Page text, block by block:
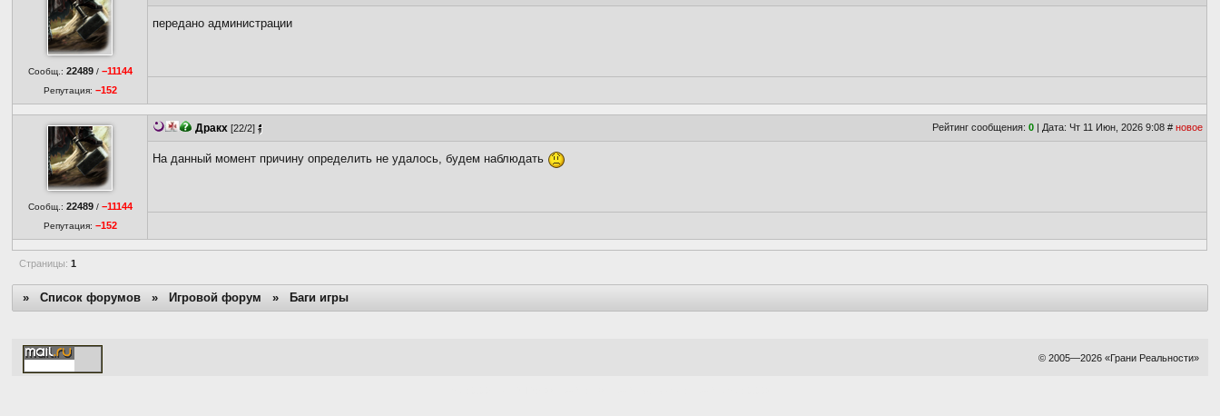
Сообщ.: 22489/ −11144
Репутация: −152
передано администрации
Сообщ.: 22489/ −11144
Репутация: −152
Дракх [22/2] Рейтинг сообщения:0 | Дата: Чт 11 Июн, 2026 9:08# новое
На данный момент причину определить не удалось, будем наблюдать
Страницы:1
»Список форумов » Игровой форум » Баги игры
© 2005—2026 «Грани Реальности»